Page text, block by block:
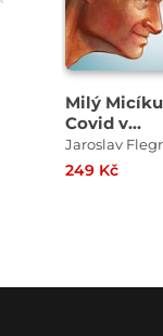
Milý
Covid v
Kocourkově
Jaroslav Flegr
249 Kč